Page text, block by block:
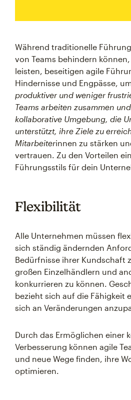
Während traditionelle
von Teams behindern
leisten, beseitigen agile
Hindernisse und Engpässe,
produktiver und weniger
Teams arbeiten zusammen
kollaborative Umgebung, die
unterstützt, ihre Ziele zu
Mitarbeiterinnen zu stärken
vertrauen. Zu den Vorteilen
Führungsstils für dein
Flexibilität
Alle Unternehmen müssen
sich ständig ändernden
Bedürfnisse ihrer Kundschaft
großen Einzelhändlern und
konkurrieren zu können.
bezieht sich auf die Fähigkeit
sich an Veränderungen
Durch das Ermöglichen einer
Verbesserung können agile
und neue Wege finden, ihre
optimieren.